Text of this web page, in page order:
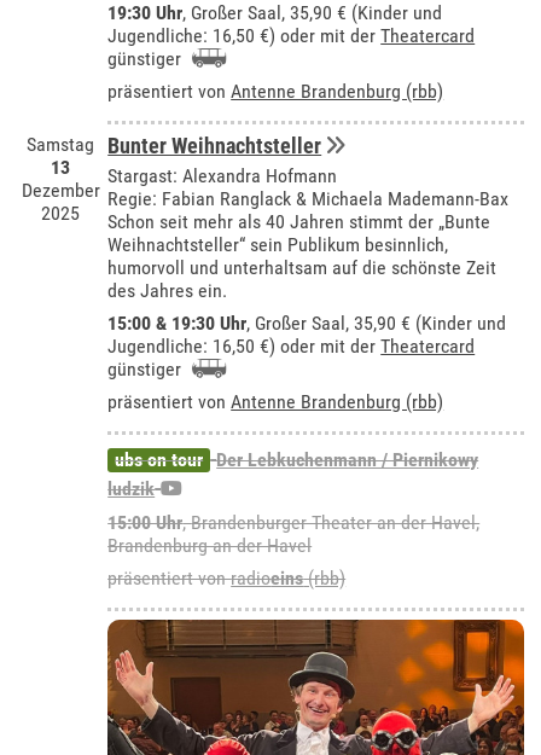
19:30 Uhr, Großer Saal , 35,90 € (Kinder und
Jugendliche: 16,50 €) oder mit derTheatercard
günstiger
präsentiert vonAntenne Brandenburg (rbb)
Samstag
13
Dezember
2025
Bunter Weihnachtsteller
Stargast: Alexandra Hofmann
Regie: Fabian Ranglack & Michaela Mademann-Bax
Schon seit mehr als 40 Jahren stimmt der „Bunte
Weihnachtsteller“ sein Publikum besinnlich,
humorvoll und unterhaltsam auf die schönste Zeit
des Jahres ein.
15:00 & 19:30 Uhr, Großer Saal, 35,90 € (Kinder und
Jugendliche: 16,50 €) oder mit derTheatercard
günstiger
präsentiert vonAntenne Brandenburg (rbb)
ubs on tour Der Lebkuchenmann / Piernikowy
ludzik
15:00 Uhr,Brandenburger Theater an der Havel,
Brandenburg an der Havel
präsentiert vonradioeins(rbb)